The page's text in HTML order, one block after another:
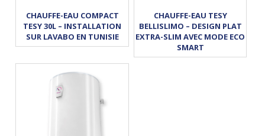
CHAUFFE-EAU COMPACT
TESY 30L – INSTALLATION
SUR LAVABO EN TUNISIE
CHAUFFE-EAU TESY
BELLISLIMO – DESIGN PLAT
EXTRA-SLIM AVEC MODE ECO
SMART